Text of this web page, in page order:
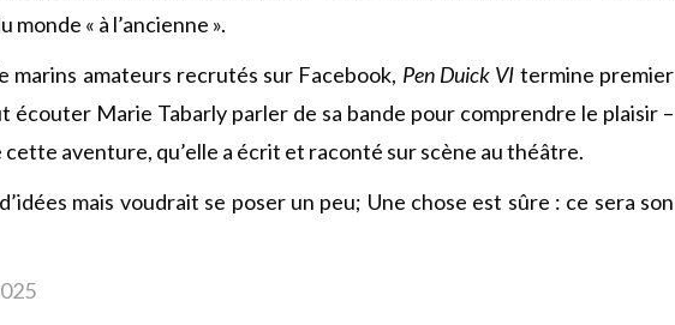
monde « à l’ancienne ».
marins amateurs recrutés sur Facebook, Pen Duick VI termine premier
écouter Marie Tabarly parler de sa bande pour comprendre le plaisir –
cette aventure, qu’elle a écrit et raconté sur scène au théâtre.
mais voudrait se poser un peu; Une chose est sûre : ce sera son